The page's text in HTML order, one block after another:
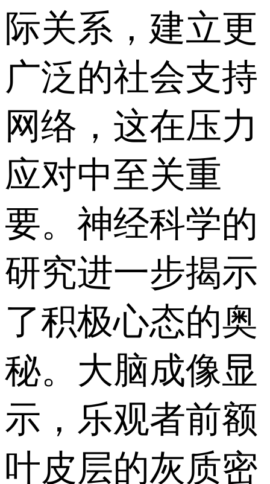
际关系，建立更
广泛的社会支持
网络，这在压力
应对中至关重
要。神经科学的
研究进一步揭示
了积极心态的奥
秘。大脑成像显
示，乐观者前额
叶皮层的灰质密